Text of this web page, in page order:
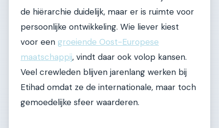
de hiërarchie duidelijk, maar er is ruimte voor
persoonlijke ontwikkeling. Wie liever kiest
voor een groeiende Oost-Europese
maatschappij, vindt daar ook volop kansen.
Veel crewleden blijven jarenlang werken bij
Etihad omdat ze de internationale, maar toch
gemoedelijke sfeer waarderen.